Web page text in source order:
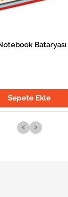
Sepete Ekle
‹ ›